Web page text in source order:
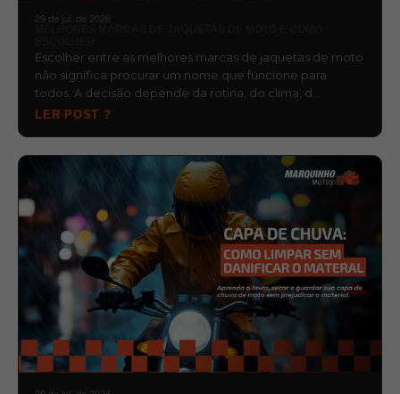
29 de jul. de 2026
Escolher entre as melhores marcas de jaquetas de moto
não significa procurar um nome que funcione para
todos. A decisão depende da rotina, do clima, d…
LER POST ?